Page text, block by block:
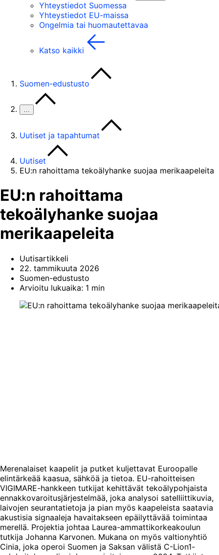
Yhteystiedot Suomessa
Yhteystiedot EU-maissa
Ongelmia tai huomautettavaa
Katso kaikki
Suomen-edustusto
…
Uutiset ja tapahtumat
Uutiset
EU:n rahoittama tekoälyhanke suojaa merikaapeleita
EU:n rahoittama
tekoälyhanke suojaa
merikaapeleita
Uutisartikkeli
22. tammikuuta 2026
Suomen-edustusto
Arvioitu lukuaika: 1 min
Merenalaiset kaapelit ja putket kuljettavat Euroopalle
elintärkeää kaasua, sähköä ja tietoa. EU-rahoitteisen
VIGIMARE-hankkeen tutkijat kehittävät tekoälypohjaista
ennakkovaroitusjärjestelmää, joka analysoi satelliittikuvia,
laivojen seurantatietoja ja pian myös kaapeleista saatavia
akustisia signaaleja havaitakseen epäilyttävää toimintaa
merellä. Projektia johtaa Laurea-ammattikorkeakoulun
tutkija Johanna Karvonen. Mukana on myös valtionyhtiö
Cinia, joka operoi Suomen ja Saksan välistä C-Lion1-